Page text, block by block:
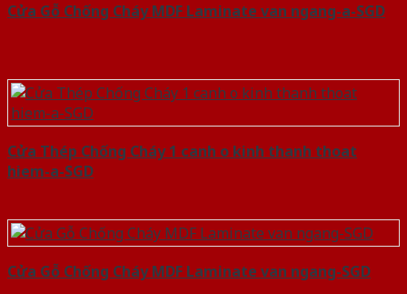
Cửa Gỗ Chống Cháy MDF Laminate van ngang-a-SGD
Cửa Thép Chống Cháy 1 canh o kinh thanh thoat
hiem-a-SGD
Cửa Gỗ Chống Cháy MDF Laminate van ngang-SGD